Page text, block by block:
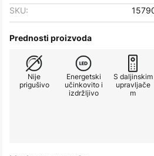
SKU:
Prednosti proizvoda
Nije
prigušivo
Energetski
učinkovito i
izdržljivo
S daljinskim
upravljače
m